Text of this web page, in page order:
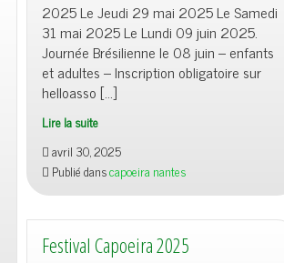
2025 Le Jeudi 29 mai 2025 Le Samedi
31 mai 2025 Le Lundi 09 juin 2025.
Journée Brésilienne le 08 juin – enfants
et adultes – Inscription obligatoire sur
helloasso […]
Lire la suite
avril 30, 2025
Publié danscapoeira nantes
Festival Capoeira 2025